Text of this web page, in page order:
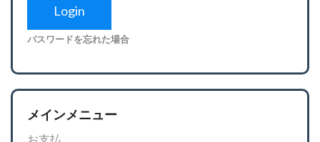
パスワードを忘れた場合
メインメニュー
お支払